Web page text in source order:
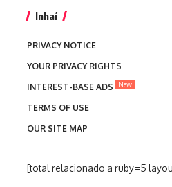
Inhaí
PRIVACY NOTICE
YOUR PRIVACY RIGHTS
INTEREST-BASE ADS
New
TERMS OF USE
OUR SITE MAP
[total relacionado a ruby=5